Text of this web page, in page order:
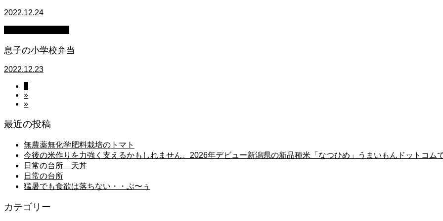
2022.12.24
息子の小学校弁当
2022.12.23
»
»
最近の投稿
無農薬無化学肥料栽培のトマト
今後の米作りを力強く支えるかもしれません。2026年デビュー新潟県の新品種米「なつひめ」うまいもんドットコム
日常の台所 天丼
日常の台所
猛暑でも食欲は落ちない・・ぶ〜ぅ
カテゴリー